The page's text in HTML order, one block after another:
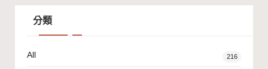
分類
All 216